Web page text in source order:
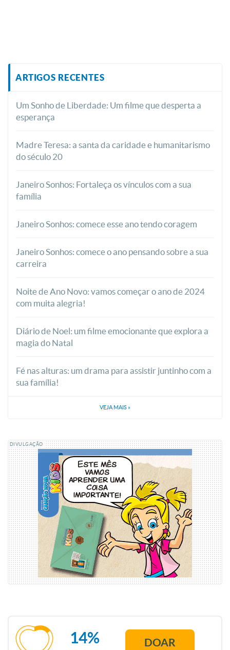
ARTIGOS RECENTES
Um Sonho de Liberdade: Um filme que desperta a
esperança
Madre Teresa: a santa da caridade e humanitarismo
do século 20
Janeiro Sonhos: Fortaleça os vínculos com a sua
família
Janeiro Sonhos: comece esse ano tendo coragem
Janeiro Sonhos: comece o ano pensando sobre a sua
carreira
Noite de Ano Novo: vamos começar o ano de 2024
com muita alegria!
Diário de Noel: um filme emocionante que explora a
magia do Natal
Fé nas alturas: um drama para assistir juntinho com a
sua família!
VEJA MAIS »
DIVULGAÇÃO
14% DOAR